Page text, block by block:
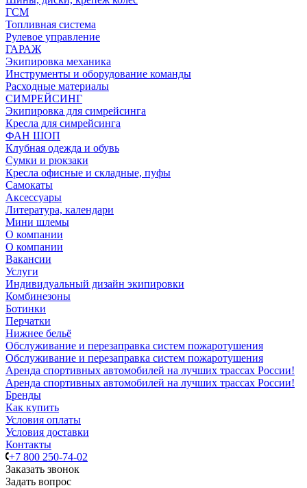
ГСМ
Топливная система
Рулевое управление
ГАРАЖ
Экипировка механика
Инструменты и оборудование команды
Расходные материалы
СИМРЕЙСИНГ
Экипировка для симрейсинга
Кресла для симрейсинга
ФАН ШОП
Клубная одежда и обувь
Сумки и рюкзаки
Кресла офисные и складные, пуфы
Самокаты
Аксессуары
Литература, календари
Мини шлемы
О компании
О компании
Вакансии
Услуги
Индивидуальный дизайн экипировки
Комбинезоны
Ботинки
Перчатки
Нижнее бельё
Обслуживание и перезаправка систем пожаротушения
Обслуживание и перезаправка систем пожаротушения
Аренда спортивных автомобилей на лучших трассах России!
Аренда спортивных автомобилей на лучших трассах России!
Бренды
Как купить
Условия оплаты
Условия доставки
Контакты
+7 800 250-74-02
Заказать звонок
Задать вопрос